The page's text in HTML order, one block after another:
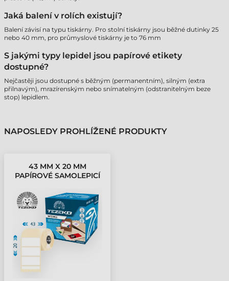
Jaká balení v rolích existují?
Balení závisí na typu tiskárny. Pro stolní tiskárny jsou běžné dutinky 25
nebo 40 mm, pro průmyslové tiskárny je to 76 mm
S jakými typy lepidel jsou papírové etikety
dostupné?
Nejčastěji jsou dostupné s běžným (permanentním), silným (extra
přilnavým), mrazírenským nebo snímatelným (odstranitelným beze
stop) lepidlem.
NAPOSLEDY PROHLÍŽENÉ PRODUKTY
43 MM X 20 MM
PAPÍROVÉ SAMOLEPICÍ
BÍLÁ ( 8000
ETIKETY/KOTÚČ )